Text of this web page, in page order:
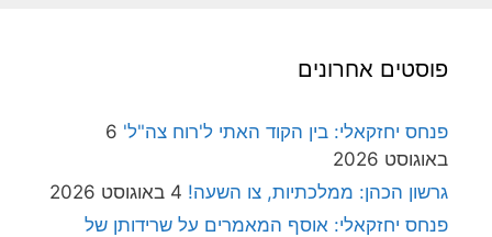
פוסטים אחרונים
פנחס יחזקאלי: בין הקוד האתי ל'רוח צה"ל' 6
באוגוסט 2026
גרשון הכהן: ממלכתיות, צו השעה! 4 באוגוסט 2026
פנחס יחזקאלי: אוסף המאמרים על שרידותן של